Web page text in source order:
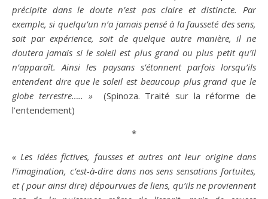
précipite dans le douten’est pas claire et distincte. Par
exemple, si quelqu’un n’a jamais pensé à la fausseté des sens,
soit parexpérience, soit de quelque autre manière, il ne
doutera jamais si le soleil est plus grand ou plus petit qu’il
n’apparaît. Ainsi les paysans s’étonnent parfois lorsqu’ils
entendent direque le soleil est beaucoup plus grand que le
globe terrestre….. » (Spinoza. Traité sur la réforme de
l’entendement)
*
« Les idées fictives, fausses et autres ont leur origine dans
l’imagination, c’est-à-dire dans nos sens sensations fortuites,
et ( pour ainsidire) dépourvues de liens, qu’ils ne proviennent